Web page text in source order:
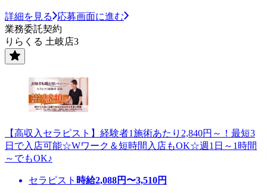
詳細を見る
応募画面に進む
業務委託契約
りらくる 土岐店3
【高収入セラピスト】経験者1施術あたり2,840円～！最短3
日で入店可能☆Wワーク＆短時間入店もOK☆週1日～1時間
～でもOK♪
セラピスト 時給2,088円〜3,510円